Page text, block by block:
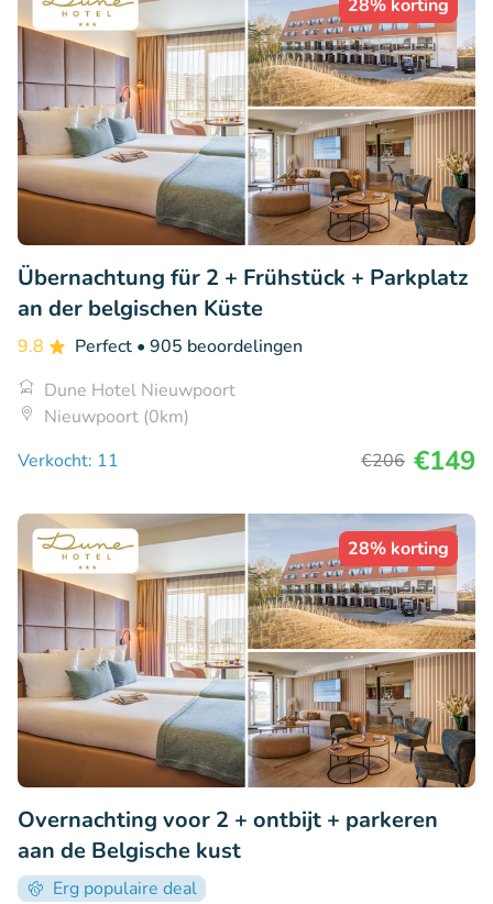
28% korting
Übernachtung für 2 + Frühstück + Parkplatz
an der belgischen Küste
9.8 Perfect • 905 beoordelingen
Dune Hotel Nieuwpoort
Nieuwpoort (0km)
Verkocht: 11
€206 €149
28% korting
Overnachting voor 2 + ontbijt + parkeren
aan de Belgische kust
Erg populaire deal